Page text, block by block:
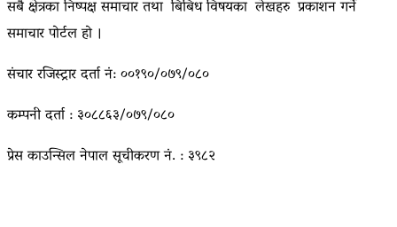
सबै क्षेत्रका निष्पक्ष समाचार तथा बिबिध विषयका लेखहरु प्रकाशन गर्ने
समाचार पोर्टल हो ।
संचार रजिस्ट्रार दर्ता नं: ००१९०/०७९/०८०
कम्पनी दर्ता : ३०८८६३/०७९/०८०
प्रेस काउन्सिल नेपाल सूचीकरण नं. : ३९८२